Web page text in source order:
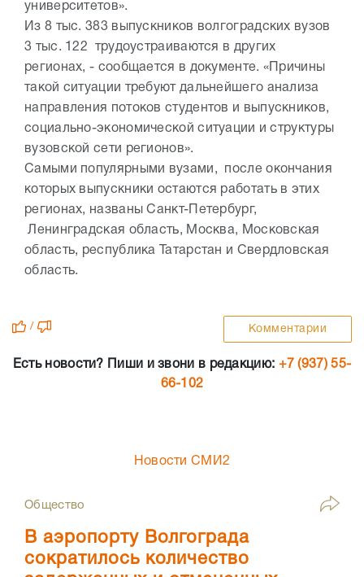
университетов».
Из 8 тыс. 383 выпускников волгоградских вузов
3 тыс. 122 трудоустраиваются в других
регионах, - сообщается в документе. «Причины
такой ситуации требуют дальнейшего анализа
направления потоков студентов и выпускников,
социально-экономической ситуации и структуры
вузовской сети регионов».
Самыми популярными вузами, после окончания
которых выпускники остаются работать в этих
регионах, названы Санкт-Петербург,
Ленинградская область, Москва, Московская
область, республика Татарстан и Свердловская
область.
/ Комментарии
Есть новости? Пиши и звони в редакцию: +7 (937) 55-
66-102
Новости СМИ2
Общество
В аэропорту Волгограда
сократилось количество